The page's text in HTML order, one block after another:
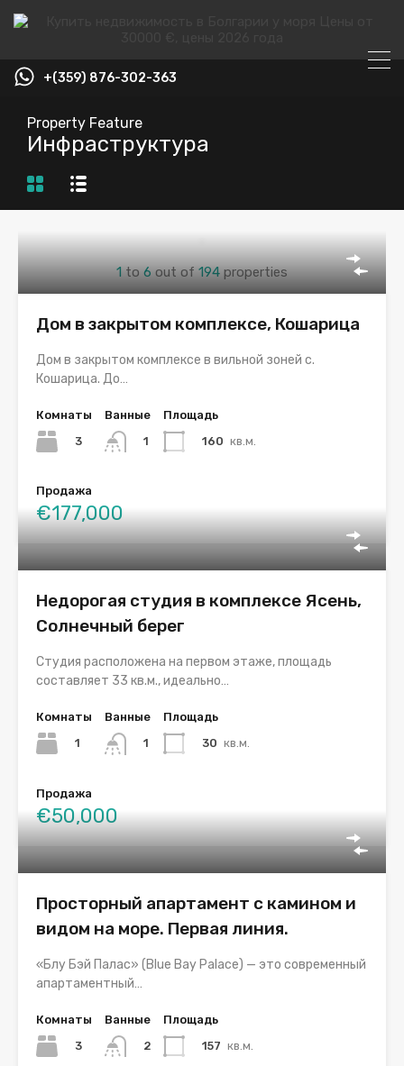
+(359) 876-302-363
Property Feature
Инфраструктура
1 to6 out of194 properties
Дом в закрытом комплексе, Кошарица
Дом в закрытом комплексе в вильной зоней с.
Кошарица. До…
Комнаты
3
Ванные
1
Площадь
160 кв.м.
Продажа
€177,000
Недорогая студия в комплексе Ясень,
Солнечный берег
Студия расположена на первом этаже, площадь
составляет 33 кв.м., идеально…
Комнаты
1
Ванные
1
Площадь
30 кв.м.
Продажа
€50,000
Просторный апартамент с камином и
видом на море. Первая линия.
«Блу Бэй Палас» (Blue Bay Palace) — это современный
апартаментный…
Комнаты
3
Ванные
2
Площадь
157 кв.м.